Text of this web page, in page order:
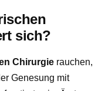
sich?
Chirurgie rauchen,
Genesung mit